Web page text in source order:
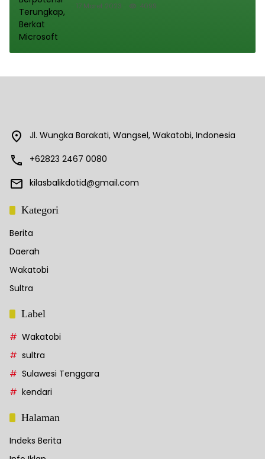
17 Maret 2023 4099
Jl. Wungka Barakati, Wangsel, Wakatobi, Indonesia
+62823 2467 0080
kilasbalikdotid@gmail.com
Kategori
Berita
Daerah
Wakatobi
Sultra
Label
Wakatobi
sultra
Sulawesi Tenggara
kendari
Halaman
Indeks Berita